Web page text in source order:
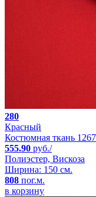
280
Красный
Костюмная ткань
555.90 руб./
Полиэстер, Вискоза
Ширина: 150 см.
808 пог.м.
в корзину